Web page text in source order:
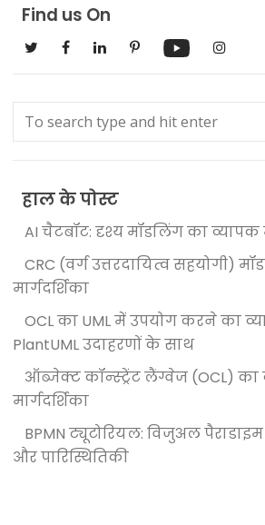
Find us On
हाल के पोस्ट
AI चैटबॉट: दृश्य मॉडलिंग का व्यापक
CRC (वर्ग उत्तरदायित्व सहयोगी)
मार्गदर्शिका
OCL का UML में उपयोग करने का
PlantUML उदाहरणों के साथ
ऑब्जेक्ट कॉन्स्ट्रेंट लैंग्वेज (OCL) का
मार्गदर्शिका
BPMN ट्यूटोरियल: विजुअल
और पारिस्थितिकी